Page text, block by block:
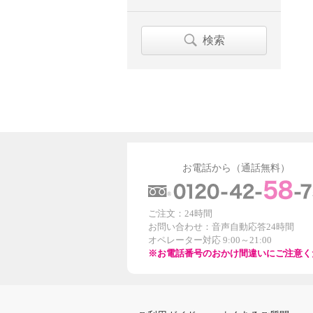
検索
お電話から（通話無料）
ご注文：24時間
お問い合わせ：音声自動応答24時間
オペレーター対応 9:00～21:00
※お電話番号のおかけ間違いにご注意